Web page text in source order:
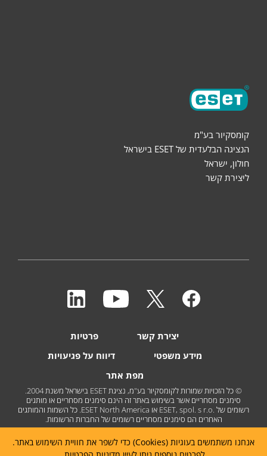
קומסקיור בע"מ
הנציגה הבלעדית של ESET בישראל
חולון, ישראל
ליצירת קשר
יצירת קשר
פרטיות
מידע משפטי
דיווח על פגיעויות
מפת אתר
סימנים מסחריים אשר בשימוש באתר זה הינם סימנים מסחריים או מותגים
רשומים של ESET, spol. s r.o.‎ או ESET North America. כל השמות והמותגים
האחרים הם סימנים מסחריים רשומים של החברות הרשומות.
אנחנו משתמשים בעוגיות (Cookies) כדי לשפר את חוויית השימוש באתר.